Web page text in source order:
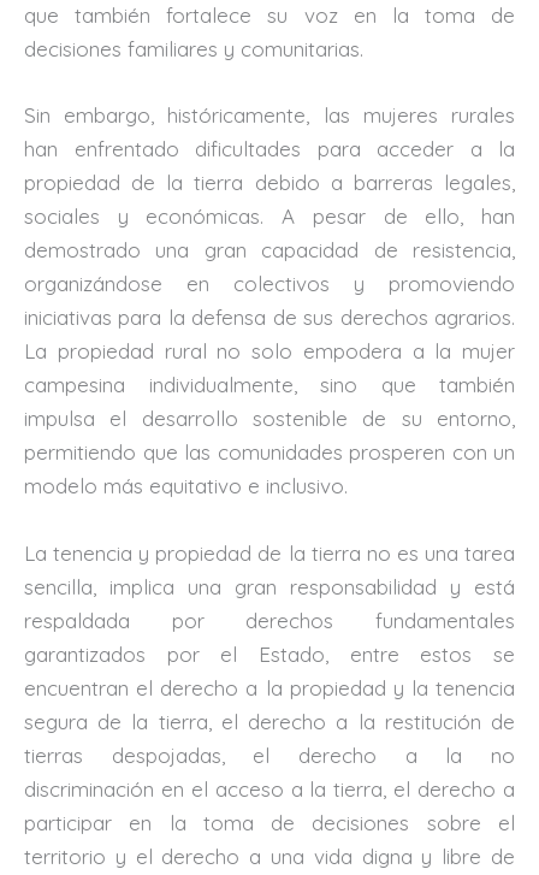
que también fortalece su voz en la toma de
decisiones familiares y comunitarias.
Sin embargo, históricamente, las mujeres rurales
han enfrentado dificultades para acceder a la
propiedad de la tierra debido a barreras legales,
sociales y económicas. A pesar de ello, han
demostrado una gran capacidad de resistencia,
organizándose en colectivos y promoviendo
iniciativas para la defensa de sus derechos agrarios.
La propiedad rural no solo empodera a la mujer
campesina individualmente, sino que también
impulsa el desarrollo sostenible de su entorno,
permitiendo que las comunidades prosperen con un
modelo más equitativo e inclusivo.
La tenencia y propiedad de la tierra no es una tarea
sencilla, implica una gran responsabilidad y está
respaldada por derechos fundamentales
garantizados por el Estado, entre estos se
encuentran el derecho a la propiedad y la tenencia
segura de la tierra, el derecho a la restitución de
tierras despojadas, el derecho a la no
discriminación en el acceso a la tierra, el derecho a
participar en la toma de decisiones sobre el
territorio y el derecho a una vida digna y libre de